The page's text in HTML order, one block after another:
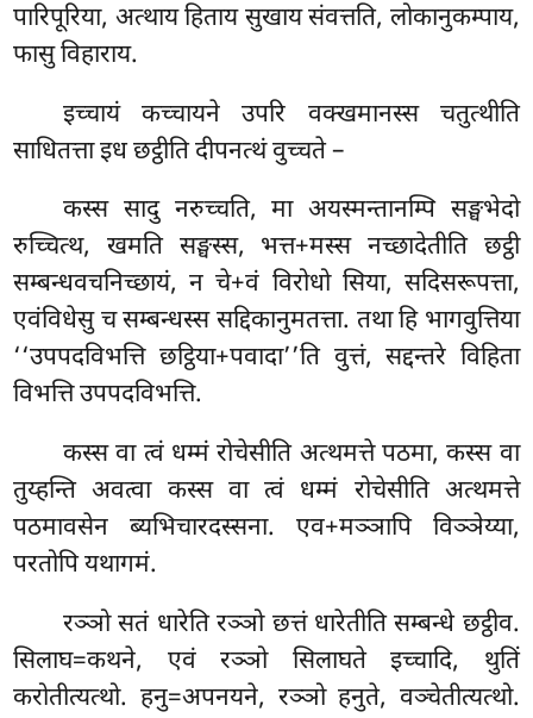
पारिपूरिया, अत्थाय हिताय सुखाय संवत्तति, लोकानुकम्पाय,
फासु विहाराय.
इच्चायं कच्चायने उपरि वक्खमानस्स चतुत्थीति
साधितत्ता इध छट्ठीति दीपनत्थं वुच्चते –
कस्स सादु नरुच्चति, मा अयस्मन्तानम्पि सङ्घभेदो
रुच्चित्थ, खमति सङ्घस्स, भत्त+मस्स नच्छादेतीति छट्ठी
सम्बन्धवचनिच्छायं, न चे+वं विरोधो सिया, सदिसरूपत्ता,
एवंविधेसु च सम्बन्धस्स सद्दिकानुमतत्ता. तथा हि भागवुत्तिया
‘‘उपपदविभत्ति छट्ठिया+पवादा’’ति वुत्तं, सद्दन्तरे विहिता
विभत्ति उपपदविभत्ति.
कस्स वा त्वं धम्मं रोचेसीति अत्थमत्ते पठमा, कस्स वा
तुय्हन्ति अवत्वा कस्स वा त्वं धम्मं रोचेसीति अत्थमत्ते
पठमावसेन ब्यभिचारदस्सना. एव+मञ्ञापि विञ्ञेय्या,
परतोपि यथागमं.
रञ्ञो सतं धारेति रञ्ञो छत्तं धारेतीति सम्बन्धे छट्ठीव.
सिलाघ=कथने, एवं रञ्ञो सिलाघते इच्चादि, थुतिं
करोतीत्यत्थो. हनु=अपनयने, रञ्ञो हनुते, वञ्चेतीत्यत्थो.